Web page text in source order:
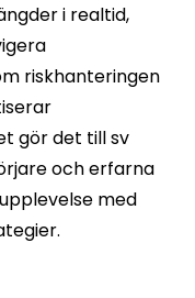
i realtid,
riskhanteringen
gör det till sv
och erfarna
med